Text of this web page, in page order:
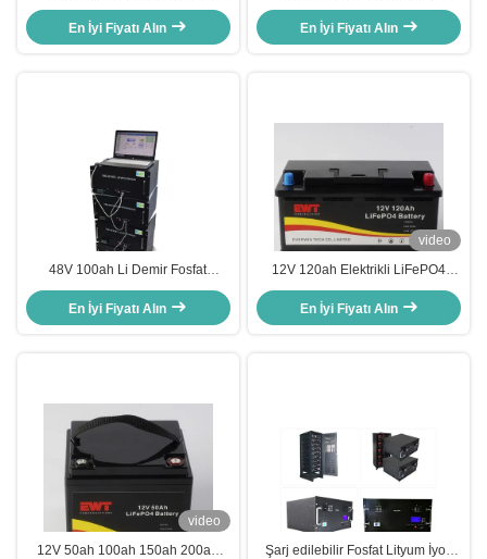
Lityum İyon LFP Pil Paketi 12.8V
80Ah Lityum Demir Fosfat Pil Açık
Hava Kampı
En İyi Fiyatı Alın
Bisiklet ve E-Scooter için LFP Anot
Malzemesi Deşarj Sıcaklığı -20°C
ila 60°C
En İyi Fiyatı Alın
48V 100ah Li Demir Fosfat
Bataryası 5U Lityum İyon Demir
Fosfat
En İyi Fiyatı Alın
video
12V 120ah Elektrikli LiFePO4
Lityum İyon Pil Elektrikli Çatal için
En İyi Fiyatı Alın
video
12V 50ah 100ah 150ah 200ah
Şarj edilebilir Fosfat Lityum İyon